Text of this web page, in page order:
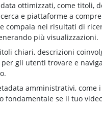
ottimizzati, come titoli,
e piattaforme a
compaia nei risultati di
più visualizzazioni.
chiari, descrizioni
gli utenti trovare e
amministrativi, come
fondamentale se il tuo